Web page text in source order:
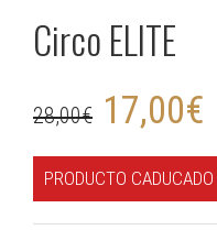
Circo ELITE
28,00€ 17,00€
PRODUCTO CADUCADO